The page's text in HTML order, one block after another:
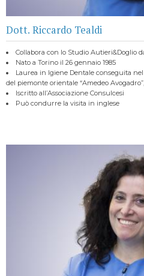
Dott. Riccardo Tealdi
Collabora con lo Studio Autieri&Doglio
Nato a Torino il 26 gennaio 1985
Laurea in Igiene Dentale conseguita
del piemonte orientale “Amedeo
Iscritto all’Associazione Consulcesi
Può condurre la visita in inglese